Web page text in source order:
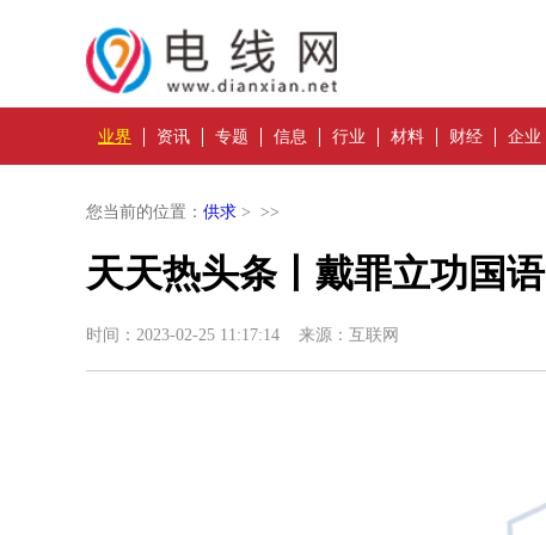
业界 资讯 专题 信息 行业 材料 财经 企业
您当前的位置： 供求 > >>
天天热头条丨戴罪立功国语
时间：2023-02-25 11:17:14 来源：互联网